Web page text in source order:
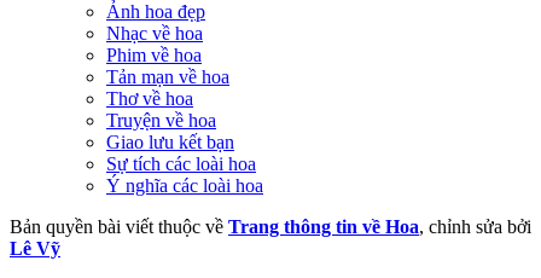
Ảnh hoa đẹp
Nhạc về hoa
Phim về hoa
Tản mạn về hoa
Thơ về hoa
Truyện về hoa
Giao lưu kết bạn
Sự tích các loài hoa
Ý nghĩa các loài hoa
Bản quyền bài viết thuộc về Trang thông tin về Hoa, chỉnh sửa bởi
Lê Vỹ